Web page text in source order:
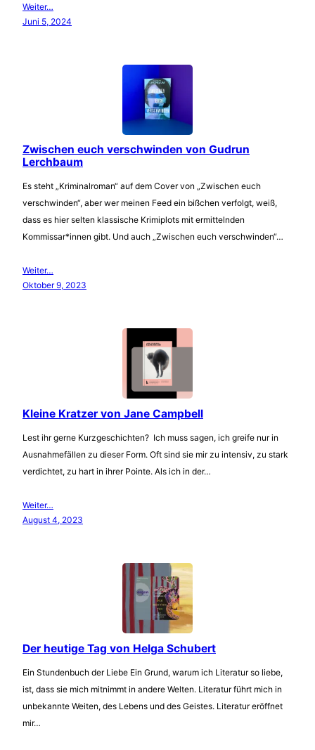
Weiter…
Juni 5, 2024
Zwischen euch verschwinden von Gudrun
Lerchbaum
Es steht „Kriminalroman“ auf dem Cover von „Zwischen euch
verschwinden“, aber wer meinen Feed ein bißchen verfolgt, weiß,
dass es hier selten klassische Krimiplots mit ermittelnden
Kommissar*innen gibt. Und auch „Zwischen euch verschwinden“…
Weiter…
Oktober 9, 2023
Kleine Kratzer von Jane Campbell
Lest ihr gerne Kurzgeschichten? Ich muss sagen, ich greife nur in
Ausnahmefällen zu dieser Form. Oft sind sie mir zu intensiv, zu stark
verdichtet, zu hart in ihrer Pointe. Als ich in der…
Weiter…
August 4, 2023
Der heutige Tag von Helga Schubert
Ein Stundenbuch der Liebe Ein Grund, warum ich Literatur so liebe,
ist, dass sie mich mitnimmt in andere Welten. Literatur führt mich in
unbekannte Weiten, des Lebens und des Geistes. Literatur eröffnet
mir…